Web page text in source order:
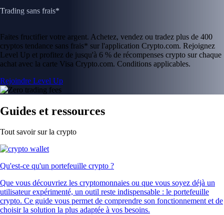
Trading sans frais*
Faites fructifier votre argent. Achetez, vendez ou tradez plus de 400
cryptos tendance sans frais* sur l'application Crypto.com. Rejoignez
Level Up et profitez de jusqu'à 6 % de récompenses crypto sur chaque
achat avec la carte Visa Crypto.com. Conditions applicables.
Rejoindre Level Up
Guides et ressources
Tout savoir sur la crypto
Qu'est-ce qu'un portefeuille crypto ?
Que vous découvriez les cryptomonnaies ou que vous soyez déjà un
utilisateur expérimenté, un outil reste indispensable : le portefeuille
crypto. Ce guide vous permet de comprendre son fonctionnement et de
choisir la solution la plus adaptée à vos besoins.